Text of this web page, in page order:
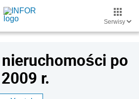
Serwisy
po
r.